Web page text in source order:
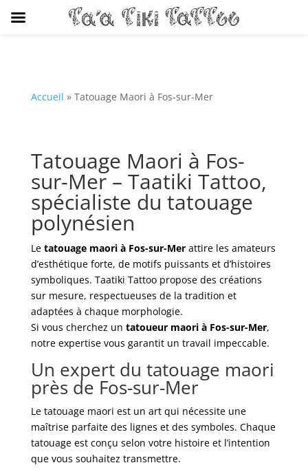
Accueil » Tatouage Maori à Fos-sur-Mer
Tatouage Maori à Fos-
sur-Mer – Taatiki Tattoo,
spécialiste du tatouage
polynésien
Le tatouage maori à Fos-sur-Merattire les amateurs
d’esthétique forte, de motifs puissants et d’histoires
symboliques. Taatiki Tattoo propose des créations
sur mesure, respectueuses de la tradition et
adaptées à chaque morphologie.
Si vous cherchez un tatoueur maori à Fos-sur-Mer,
notre expertise vous garantit un travail impeccable.
Un expert du tatouage maori
près de Fos-sur-Mer
Le tatouage maori est un art qui nécessite une
maîtrise parfaite des lignes et des symboles. Chaque
tatouage est conçu selon votre histoire et l’intention
que vous souhaitez transmettre.